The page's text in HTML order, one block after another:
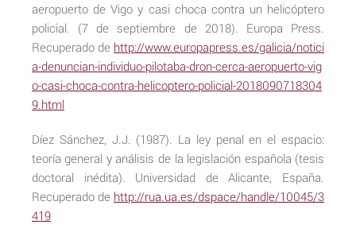
aeropuerto de Vigo y casi choca contra un helicóptero
policial. (7 de septiembre de 2018). Europa Press.
Recuperado de http://www.europapress.es/galicia/notici
a-denuncian-individuo-pilotaba-dron-cerca-aeropuerto-vig
o-casi-choca-contra-helicoptero-policial-2018090718304
9.html
Díez Sánchez, J.J. (1987). La ley penal en el espacio:
teoría general y análisis de la legislación española (tesis
doctoral inédita). Universidad de Alicante, España.
Recuperado de http://rua.ua.es/dspace/handle/10045/3
419